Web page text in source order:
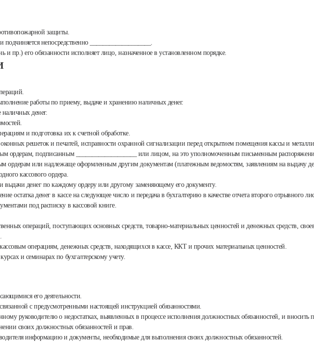
защиты.
подчиняется непосредственно ___________________.
и пр.) его обязанности исполняет лицо, назначенное в установленном порядке.
работы по приему, выдаче и хранению наличных денег.
денег.
и подготовка их к счетной обработке.
решеток и печатей, исправности охранной сигнализации перед открытием помещения кассы и
ордерам, подписанным ___________________ или лицом, на это уполномоченным письменным
ордерам или надлежаще оформленным другим документам (платежным ведомостям, заявлениям на выдачу
кассового ордера.
выдачи денег по каждому ордеру или другому заменяющему его документу.
остатка денег в кассе на следующее число и передача в бухгалтерию в качестве отчета второго отрывного
под расписку в кассовой книге.
операций, поступающих основных средств, товарно-материальных ценностей и денежных средств,
операциям, денежных средств, находящихся в кассе, ККТ и прочих материальных ценностей.
и семинарах по бухгалтерскому учету.
его деятельности.
с предусмотренными настоящей инструкцией обязанностями.
руководителю о недостатках, выявленных в процессе исполнения должностных обязанностей, и
своих должностных обязанностей и прав.
информацию и документы, необходимые для выполнения своих должностных обязанностей.